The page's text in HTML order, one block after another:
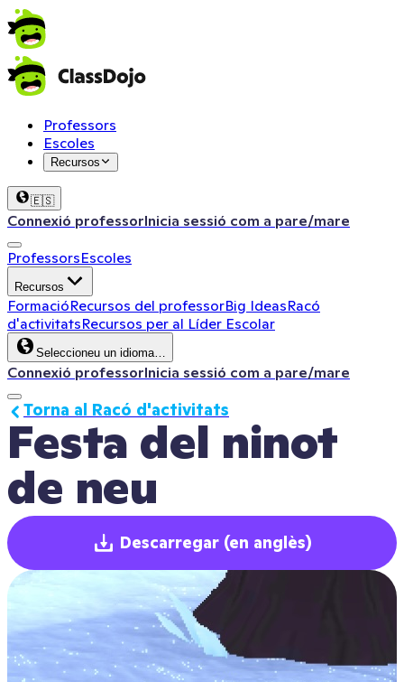
Professors
Escoles
Recursos
🇪🇸
Connexió professorInicia sessió com a pare/mare
ProfessorsEscoles
Recursos
FormacióRecursos del professorBig IdeasRacó
d'activitatsRecursos per al Líder Escolar
Seleccioneu un idioma…
Connexió professorInicia sessió com a pare/mare
Festa del ninot
de neu
Torna al Racó d'activitats
Descarregar (en anglès)